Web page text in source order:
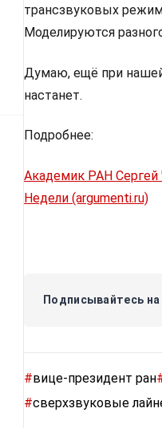
трансзвуковых
Моделируются
Думаю, ещё при
настанет.
Подробнее:
Академик РАН
Недели (argumenti.ru)
Подписывайтесь на
#вице-президент ран
#сверхзвуковые